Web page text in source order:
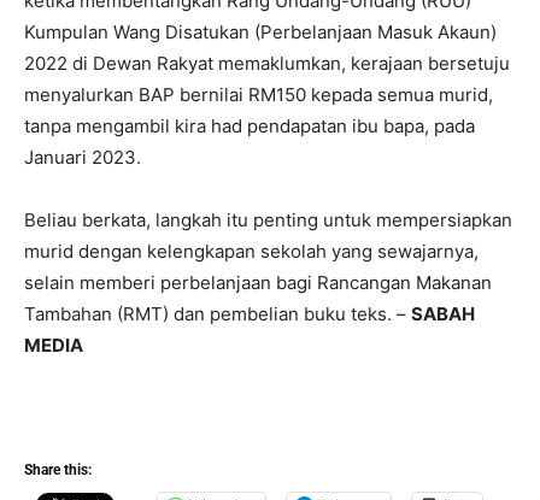
Kumpulan Wang Disatukan (Perbelanjaan Masuk Akaun)
2022 di Dewan Rakyat memaklumkan, kerajaan bersetuju
menyalurkan BAP bernilai RM150 kepada semua murid,
tanpa mengambil kira had pendapatan ibu bapa, pada
Januari 2023.
Beliau berkata, langkah itu penting untuk mempersiapkan
murid dengan kelengkapan sekolah yang sewajarnya,
selain memberi perbelanjaan bagi Rancangan Makanan
Tambahan (RMT) dan pembelian buku teks. – SABAH
MEDIA
Share this: